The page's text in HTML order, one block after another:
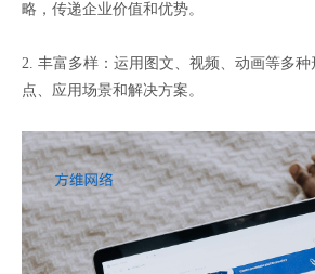
略，传递企业价值和优势。
2. 丰富多样：运用图文、视频、动画等多
点、应用场景和解决方案。